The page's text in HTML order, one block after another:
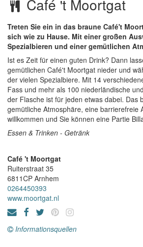
Café 't Moortgat
Treten Sie ein in das braune Café't
sich wie zu Hause. Mit einer großen
Spezialbieren und einer gemütlichen
Ist es Zeit für einen guten Drink? Dann
gemütlichen Café't Moortgat nieder und
der vielen Spezialbiere. Mit 14
Fass und mehr als 100 niederländische
der Flasche ist für jeden etwas dabei. Das
gemütliche Atmosphäre, eine barrierefreie
willkommen und Sie können eine Partie
Essen & Trinken - Getränk
Café 't Moortgat
Ruiterstraat 35
6811CP Arnhem
0264450393
www.moortgat.nl
Informationsquellen